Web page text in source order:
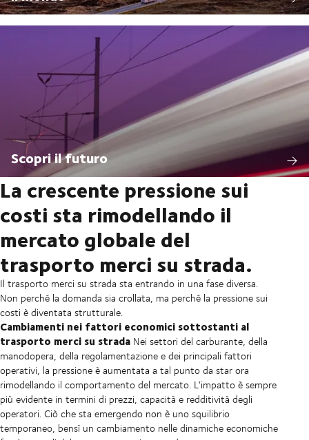
Scopri il futuro
La crescente pressione sui
costi sta rimodellando il
mercato globale del
trasporto merci su strada.
Il trasporto merci su strada sta entrando in una fase diversa.
Non perché la domanda sia crollata, ma perché la pressione sui
costi è diventata strutturale.
Cambiamenti nei fattori economici sottostanti al
trasporto merci su strada Nei settori del carburante, della
manodopera, della regolamentazione e dei principali fattori
operativi, la pressione è aumentata a tal punto da star ora
rimodellando il comportamento del mercato. L'impatto è sempre
più evidente in termini di prezzi, capacità e redditività degli
operatori. Ciò che sta emergendo non è uno squilibrio
temporaneo, bensì un cambiamento nelle dinamiche economiche